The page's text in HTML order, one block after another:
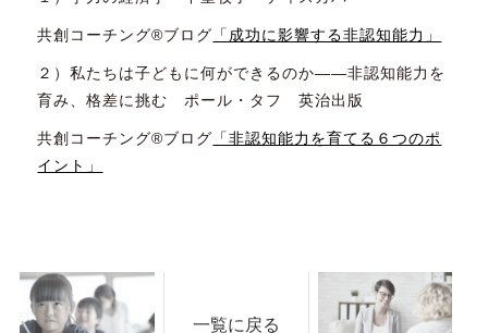
共創コーチング®ブログ 「成功に影響する非認知能力」
２）私たちは子どもに何ができるのか――非認知能力を
育み、格差に挑む ポール・タフ 英治出版
共創コーチング®ブログ 「非認知能力を育てる６つのポ
イント」
一覧に戻る